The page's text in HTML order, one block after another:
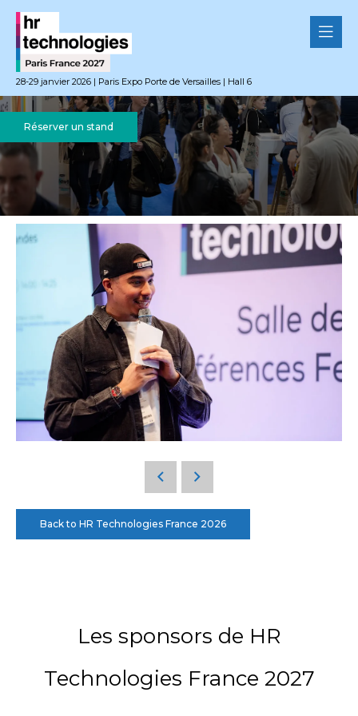
28-29 janvier 2026 | Paris Expo Porte de Versailles | Hall 6
Réserver un stand
Back to HR Technologies France 2026
Les sponsors de HR
Technologies France 2027